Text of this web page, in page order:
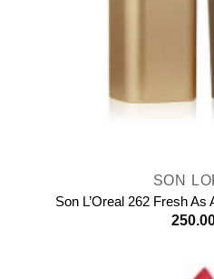
SON
Son L’Oreal 262 Fresh